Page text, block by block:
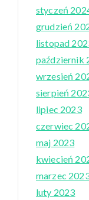
styczeń
grudzień
listopad
październik
wrzesień
sierpień
lipiec 2023
czerwiec
maj 2023
kwiecień
marzec
luty 2023